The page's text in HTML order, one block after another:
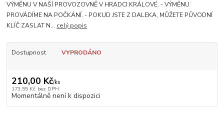
VÝMĚNU V NAŠÍ PROVOZOVNĚ V HRADCI KRÁLOVÉ. - VÝMĚNU
PROVÁDÍME NA POČKÁNÍ. - POKUD JSTE Z DALEKA, MŮŽETE PŮVODNÍ
KLÍČ ZASLAT N... celý popis
Dostupnost VYPRODÁNO
210,00 Kč/ks
173,55 Kč bez DPH
Momentálně není k dispozici